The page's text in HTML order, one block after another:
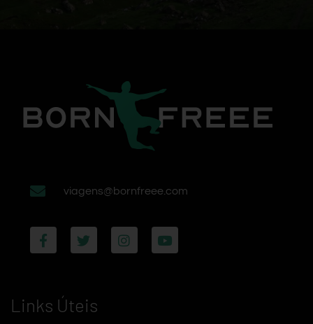
viagens@bornfreee.com
Links Úteis